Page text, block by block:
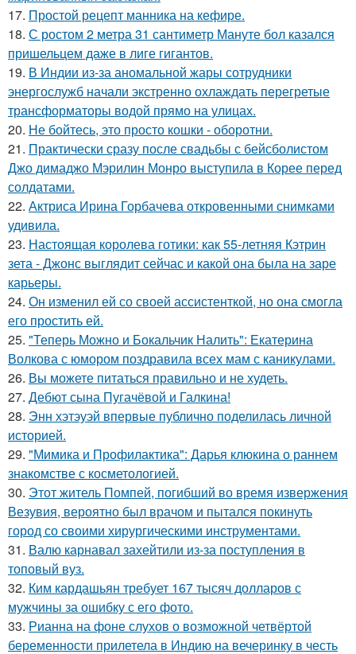
17. Простой рецепт манника на кефире.
18. С ростом 2 метра 31 сантиметр Мануте бол казался
пришельцем даже в лиге гигантов.
19. В Индии из-за аномальной жары сотрудники
энергослужб начали экстренно охлаждать перегретые
трансформаторы водой прямо на улицах.
20. Не бойтесь, это просто кошки - оборотни.
21. Практически сразу после свадьбы с бейсболистом
Джо димаджо Мэрилин Монро выступила в Корее перед
солдатами.
22. Актриса Ирина Горбачева откровенными снимками
удивила.
23. Настоящая королева готики: как 55-летняя Кэтрин
зета - Джонс выглядит сейчас и какой она была на заре
карьеры.
24. Он изменил ей со своей ассистенткой, но она смогла
его простить ей.
25. "Теперь Можно и Бокальчик Налить": Екатерина
Волкова с юмором поздравила всех мам с каникулами.
26. Вы можете питаться правильно и не худеть.
27. Дебют сына Пугачёвой и Галкина!
28. Энн хэтэуэй впервые публично поделилась личной
историей.
29. "Мимика и Профилактика": Дарья клюкина о раннем
знакомстве с косметологией.
30. Этот житель Помпей, погибший во время извержения
Везувия, вероятно был врачом и пытался покинуть
город со своими хирургическими инструментами.
31. Валю карнавал захейтили из-за поступления в
топовый вуз.
32. Ким кардашьян требует 167 тысяч долларов с
мужчины за ошибку с его фото.
33. Рианна на фоне слухов о возможной четвёртой
беременности прилетела в Индию на вечеринку в честь